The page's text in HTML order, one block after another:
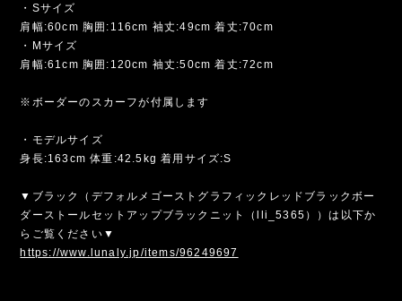
・Sサイズ
肩幅:60cm 胸囲:116cm 袖丈:49cm 着丈:70cm
・Mサイズ
肩幅:61cm 胸囲:120cm 袖丈:50cm 着丈:72cm
※ボーダーのスカーフが付属します
・モデルサイズ
身長:163cm 体重:42.5kg 着用サイズ:S
▼ブラック（デフォルメゴーストグラフィックレッドブラックボー
ダーストールセットアップブラックニット（lli_5365））は以下か
らご覧ください▼
https://www.lunaly.jp/items/96249697